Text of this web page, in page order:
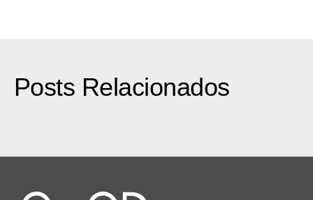
Posts Relacionados